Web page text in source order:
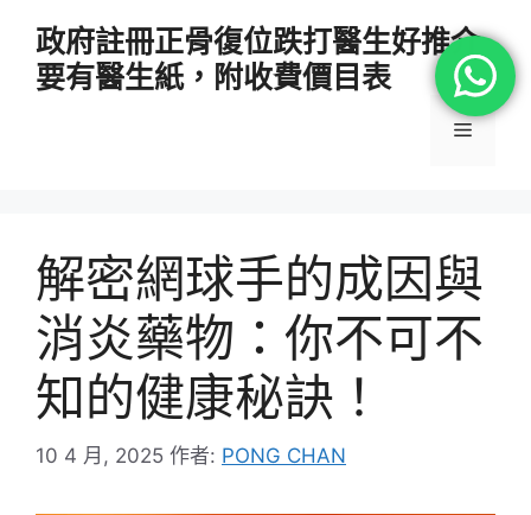
政府註冊正骨復位跌打醫生好推介
要有醫生紙，附收費價目表
選
解密網球手的成因與
消炎藥物：你不可不
知的健康秘訣！
10 4 月, 2025 作者: PONG CHAN